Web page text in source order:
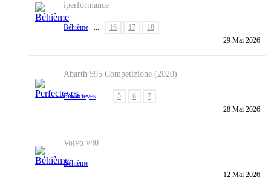
iperformance
Béhième ... 16 17
18
29 Mai 2026
Abarth 595 Competizione (2020)
Perfecteyes ... 5 6
7
28 Mai 2026
Volvo v40
Béhième
12 Mai 2026